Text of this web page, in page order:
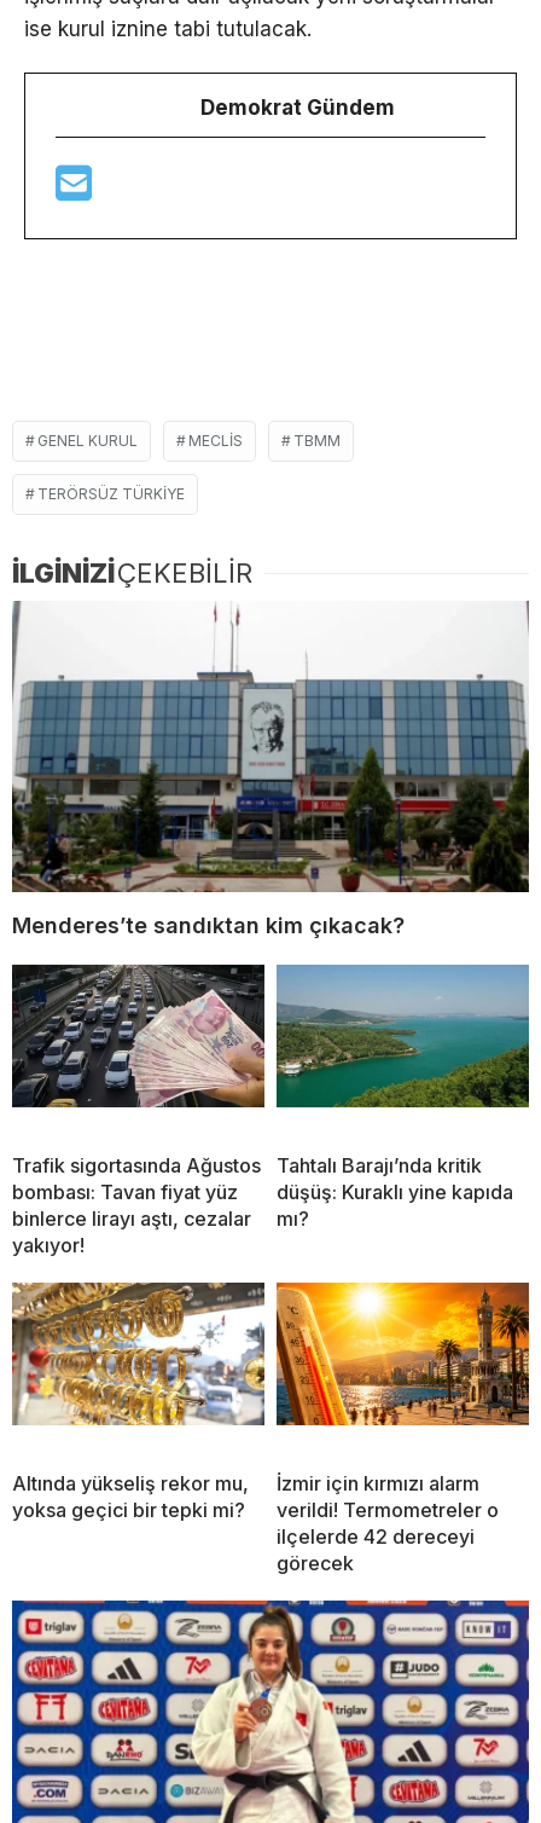
ise kurul iznine tabi tutulacak.
Demokrat Gündem
GENEL KURUL MECLIS TBMM
TERÖRSÜZ TÜRKIYE
İLGİNİZİÇEKEBİLİR
Menderes’te sandıktan kim çıkacak?
Trafik sigortasında Ağustos
bombası: Tavan fiyat yüz
binlerce lirayı aştı, cezalar
yakıyor!
Tahtalı Barajı’nda kritik
düşüş: Kuraklı yine kapıda
mı?
Altında yükseliş rekor mu,
yoksa geçici bir tepki mi?
İzmir için kırmızı alarm
verildi! Termometreler o
ilçelerde 42 dereceyi
görecek